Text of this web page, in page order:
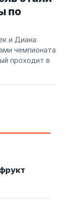
по
и Диана
чемпионата
проходит в